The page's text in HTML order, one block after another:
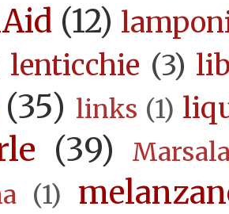
(12)
lenticchie (3)
(35) links (1)
(39)
(1)